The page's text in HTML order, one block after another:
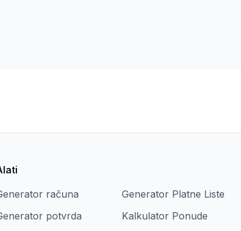
računa
potvrda
Generator Platne Liste
Kalkulator Ponude